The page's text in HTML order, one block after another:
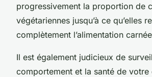
progressivement la proportion de
végétariennes jusqu’à ce qu’elles
complètement l’alimentation
Il est également judicieux de
comportement et la santé de votre